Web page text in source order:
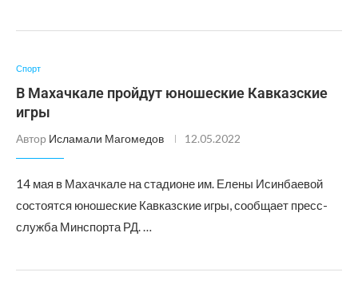
Спорт
В Махачкале пройдут юношеские Кавказские
игры
Автор Исламали Магомедов 12.05.2022
14 мая в Махачкале на стадионе им. Елены Исинбаевой
состоятся юношеские Кавказские игры, сообщает пресс-
служба Минспорта РД. …